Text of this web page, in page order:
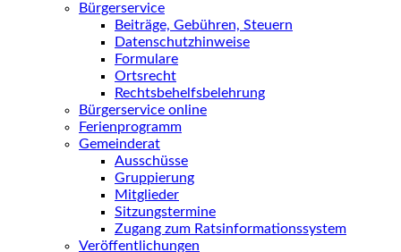
Bürgerservice
Beiträge, Gebühren, Steuern
Datenschutzhinweise
Formulare
Ortsrecht
Rechtsbehelfsbelehrung
Bürgerservice online
Ferienprogramm
Gemeinderat
Ausschüsse
Gruppierung
Mitglieder
Sitzungstermine
Zugang zum Ratsinformationssystem
Veröffentlichungen